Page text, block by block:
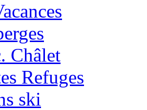
Châlet
Refuges
ski